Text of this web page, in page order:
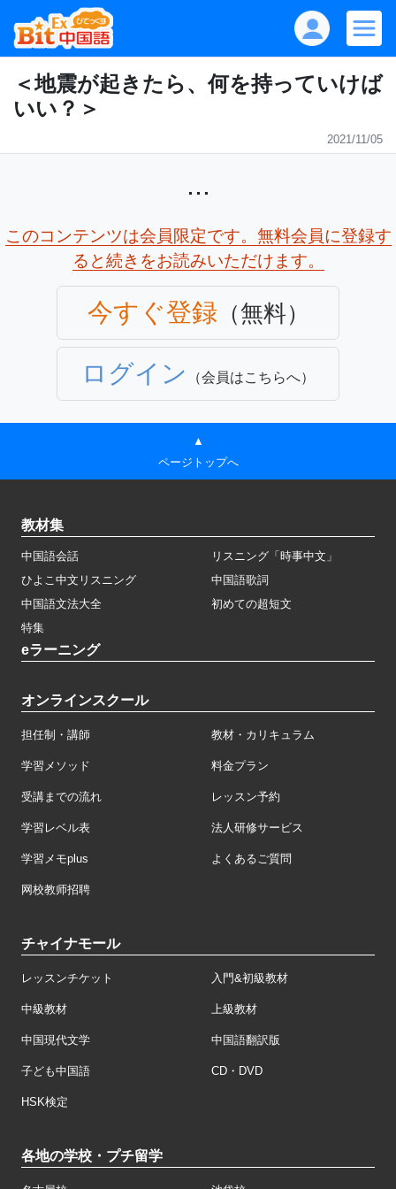
＜地震が起きたら、何を持っていけば
いい？＞
2021/11/05
...
このコンテンツは会員限定です。無料会員に登録す
ると続きをお読みいただけます。
今すぐ登録 （無料）
ログイン （会員はこちらへ）
▲
ページトップへ
教材集
中国語会話
リスニング「時事中文」
ひよこ中文リスニング
中国語歌詞
中国語文法大全
初めての超短文
特集
eラーニング
オンラインスクール
担任制・講師 教材・カリキュラム
学習メソッド 料金プラン
受講までの流れ レッスン予約
学習レベル表 法人研修サービス
学習メモplus よくあるご質問
网校教师招聘
チャイナモール
レッスンチケット 入門&初級教材
中級教材 上級教材
中国現代文学 中国語翻訳版
子ども中国語 CD・DVD
HSK検定
各地の学校・プチ留学